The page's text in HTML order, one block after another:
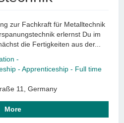
zur Fachkraft für Metalltechnik
erlernst Du im
die Fertigkeiten aus der...
-
- Apprenticeship - Full time
11, Germany
More